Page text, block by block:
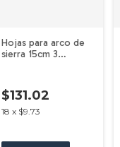
Hojas para arco de
sierra 15cm 3
$131.02
18 x $9.73